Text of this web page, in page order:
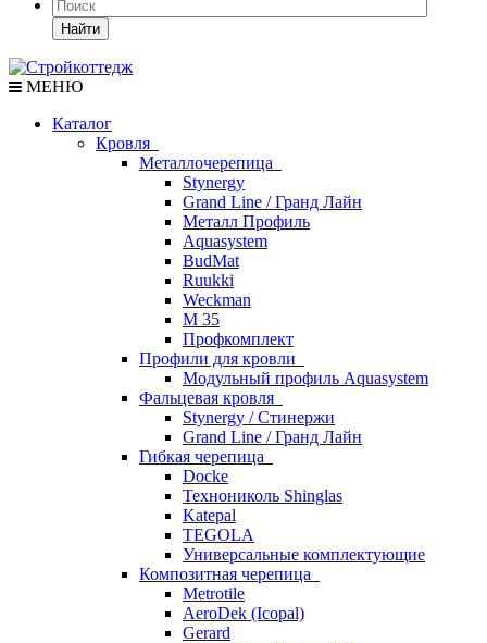
Найти
МЕНЮ
Каталог
Кровля
Металлочерепица
Stynergy
Grand Line / Гранд Лайн
Металл Профиль
Aquasystem
BudMat
Ruukki
Weckman
М 35
Профкомплект
Профили для кровли
Модульный профиль Aquasystem
Фальцевая кровля
Stynergy / Стинержи
Grand Line / Гранд Лайн
Гибкая черепица
Docke
Технониколь Shinglas
Katepal
TEGOLA
Универсальные комплектующие
Композитная черепица
Metrotile
AeroDek (Icopal)
Gerard